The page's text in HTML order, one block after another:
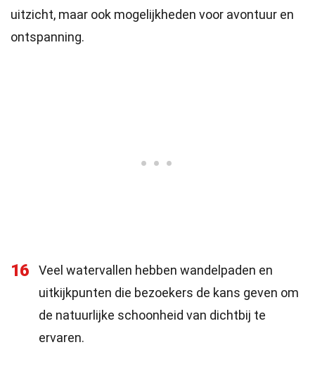
uitzicht, maar ook mogelijkheden voor avontuur en
ontspanning.
16
Veel watervallen hebben wandelpaden en
uitkijkpunten die bezoekers de kans geven om
de natuurlijke schoonheid van dichtbij te
ervaren.